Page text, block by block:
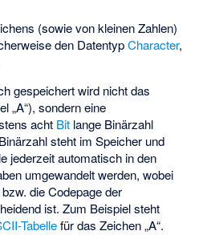
(sowie von kleinen Zahlen)
den DatentypCharacter,
gespeichert wird nicht das
„A“), sondern eine
acht Bit lange Binärzahl
steht im Speicher und
jederzeit automatisch in den
umgewandelt werden, wobei
die Codepage der
ist. Zum Beispiel steht
Tabellefür das Zeichen „A“.